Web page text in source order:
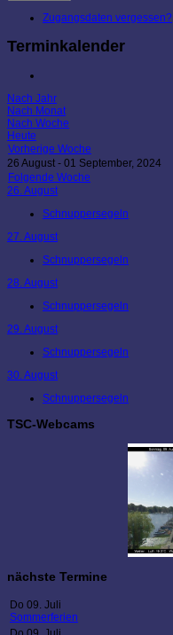
Zugangsdaten vergessen?
Terminkalender
Nach Jahr
Nach Monat
Nach Woche
Heute
Vorherige Woche
26 August - 01 September, 2024
Folgende Woche
26. August
Schnuppersegeln
27. August
Schnuppersegeln
28. August
Schnuppersegeln
29. August
Schnuppersegeln
30. August
Schnuppersegeln
TSC-Webcams
nächste Termine
Do 09. Juli
Sommerferien